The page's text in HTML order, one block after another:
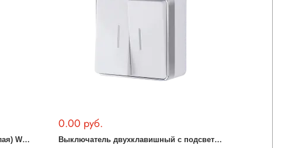
Р
озетка с заземлением Gallant (белая) WL15-02-01
0.00 руб.
В
ыключатель двухклавишный с подсветкой Gallant (белый) WL15-03-03